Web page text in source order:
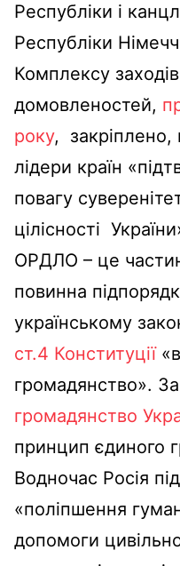
Республіки і
Республіки
Комплексу
домовленостей,
року, закріплено,
лідери країн
повагу
цілісності
ОРДЛО – це
повинна
українському
ст.4 Конституції«в
громадянство».
громадянство
принцип єдиного
Водночас Росія
«поліпшення
допомоги